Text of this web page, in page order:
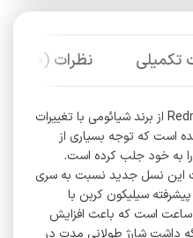
تکمیلی نظرات (0)
نسل تازه گوشی‌ های Redmi Note 14S از برند شیائومی با تغییرات
است که توجه بسیاری از
را به خود جلب کرده است.
این نسل جدید نسبت به سری
باتری پیشرفته سیلیکون کربن با
5000 میلی‌ آمپر ساعت است که باعث افزایش
داشت شارژ طولانی مدت در